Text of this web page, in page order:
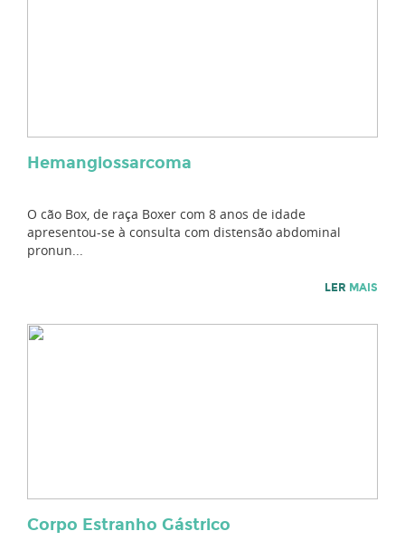
Hemangiossarcoma
O cão Box, de raça Boxer com 8 anos de idade
apresentou-se à consulta com distensão abdominal
pronun...
LER MAIS
Corpo Estranho Gástrico